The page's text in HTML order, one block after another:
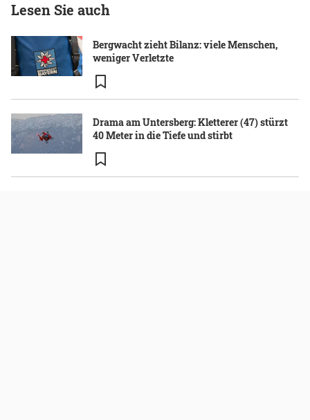
Lesen Sie auch
Bergwacht zieht Bilanz: viele Menschen,
weniger Verletzte
Drama am Untersberg: Kletterer (47) stürzt
40 Meter in die Tiefe und stirbt